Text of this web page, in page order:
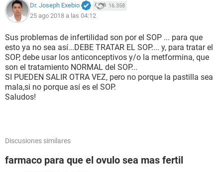
Dr. Joseph Exebio 16.358
25 ago 2018 a las 04:12
Sus problemas de infertilidad son por el SOP ... para que
esto ya no sea así...DEBE TRATAR EL SOP.... y, para tratar el
SOP, debe usar los anticonceptivos y/o la metformina, que
son el tratamiento NORMAL del SOP...
SI PUEDEN SALIR OTRA VEZ, pero no porque la pastilla sea
mala,si no porque así es el SOP.
Saludos!
Discusiones similares
farmaco para que el ovulo sea mas fertil